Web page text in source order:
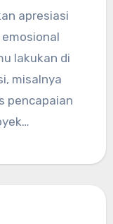
lakukan di
misalnya
pencapaian